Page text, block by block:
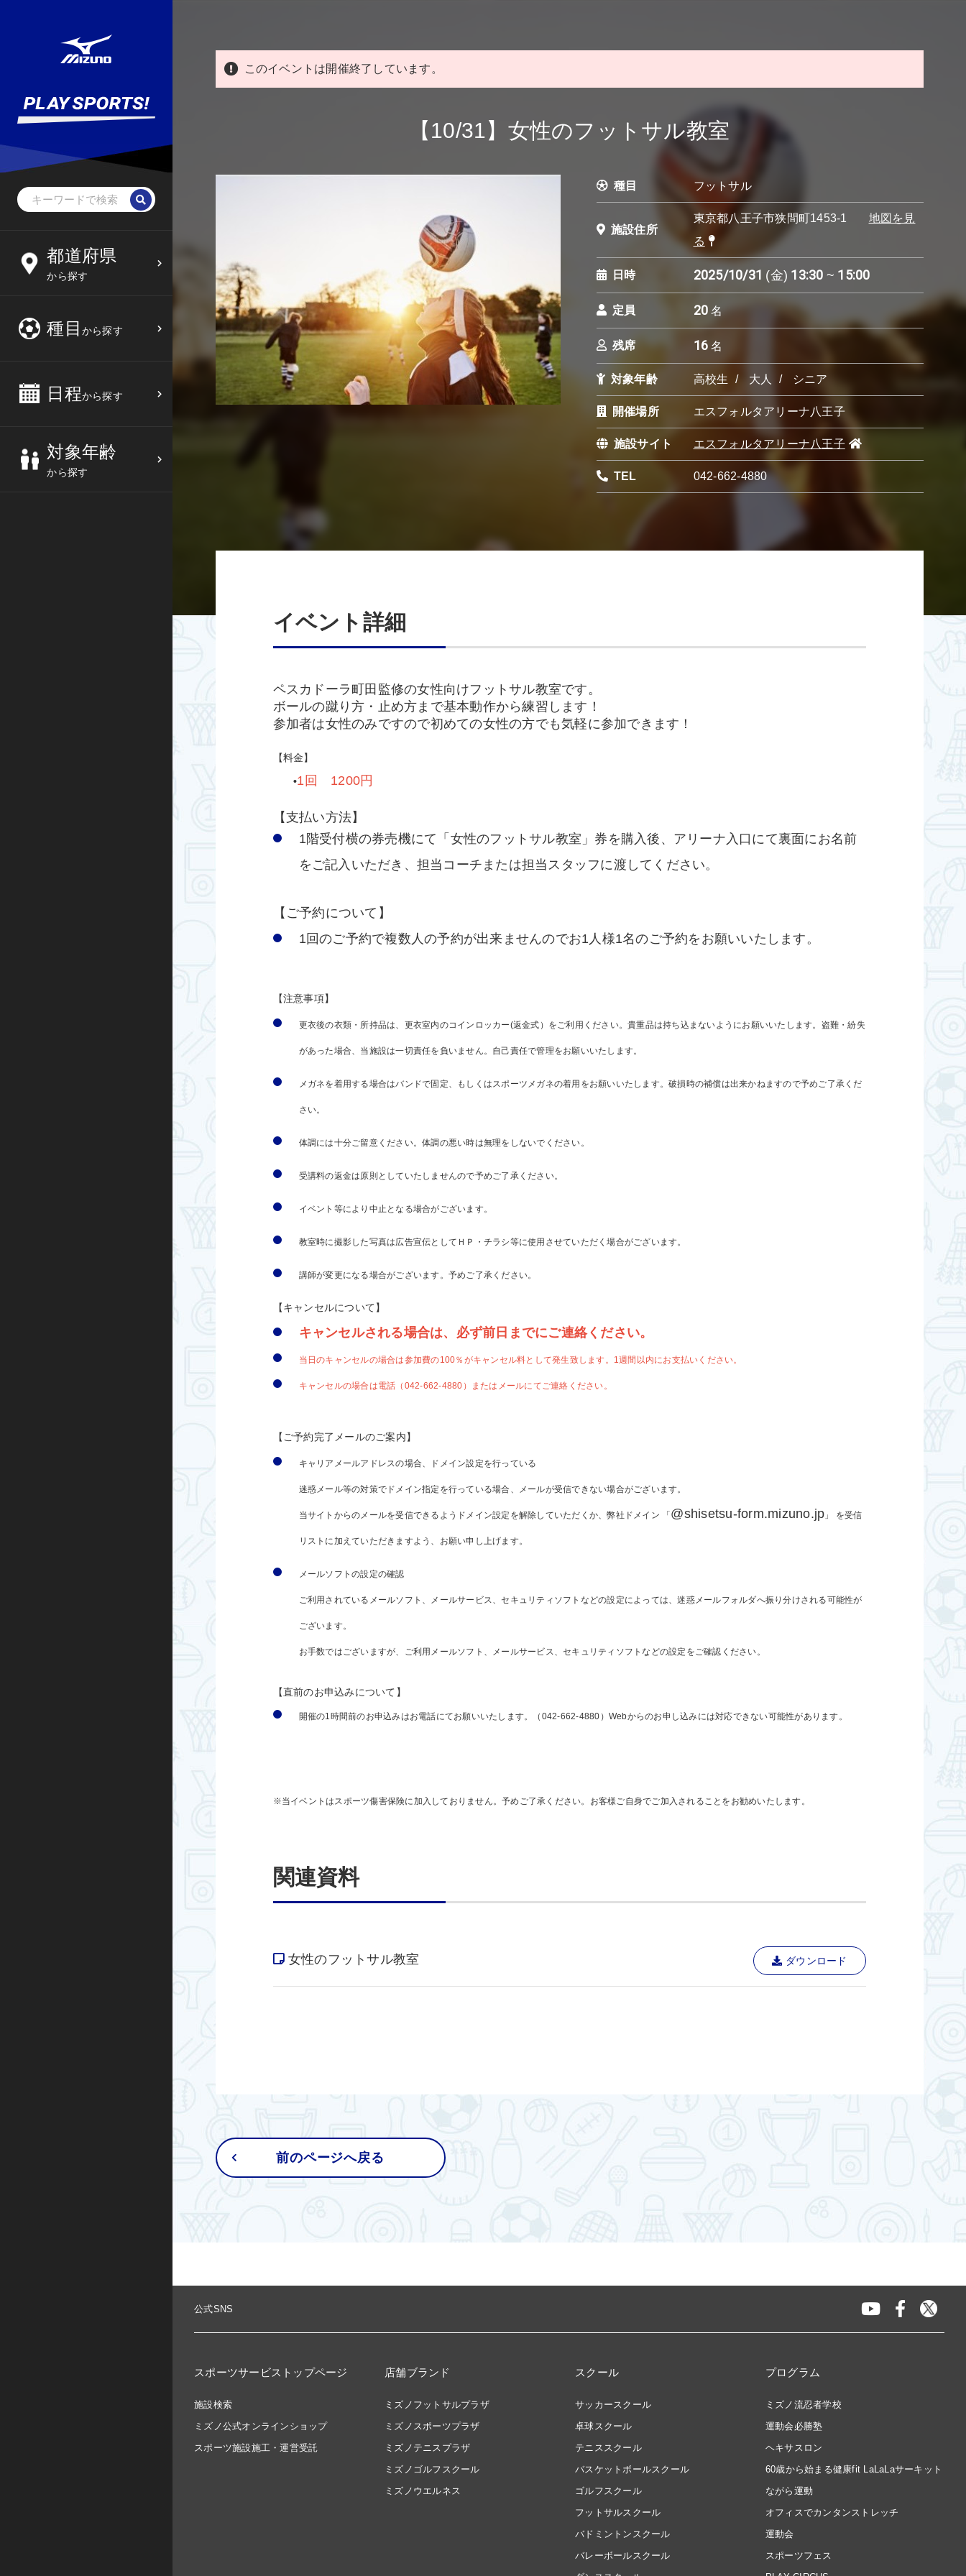
都道府県
から探す
北海道
東北
関東
近畿
四国
種目 から探す
球・ソフトボール
ットサル
レーボール
フトテニス
日程から探す
09
4
11
25 26 27
対象年齢
から探す
学生
このイベントは開催終了しています。
【10/31】女性のフットサル教室
種目 フットサル
施設住所
東京都八王子市狭間町1453-1
地図を見
る
日時 2025/10/31 (金) 13:30 ~ 15:00
定員 20 名
残席 16 名
対象年齢 高校生 大人 シニア
開催場所 エスフォルタアリーナ八王子
施設サイト エスフォルタアリーナ八王子
TEL 042-662-4880
イベント詳細
ペスカドーラ町田監修の女性向けフットサル教室です。
ボールの蹴り方・止め方まで基本動作から練習します！
参加者は女性のみですので初めての女性の方でも気軽に参加できます！
【料金】
•1回 1200円
【支払い方法】
1階受付横の券売機にて「女性のフットサル教室」券を購入後、アリーナ入口にて裏面にお名前
をご記入いただき、担当コーチまたは担当スタッフに渡してください。
【ご予約について】
1回のご予約で複数人の予約が出来ませんのでお1人様1名のご予約をお願いいたします。
【注意事項】
更衣後の衣類・所持品は、更衣室内のコインロッカー(返金式）をご利用ください。貴重品は持ち込まないようにお願いいたします。盗難・紛失
があった場合、当施設は一切責任を負いません。自己責任で管理をお願いいたします。
メガネを着用する場合はバンドで固定、もしくはスポーツメガネの着用をお願いいたします。破損時の補償は出来かねますので予めご了承くだ
さい。
体調には十分ご留意ください。体調の悪い時は無理をしないでください。
受講料の返金は原則としていたしませんので予めご了承ください。
イベント等により中止となる場合がございます。
教室時に撮影した写真は広告宣伝としてＨＰ・チラシ等に使用させていただく場合がございます。
講師が変更になる場合がございます。予めご了承ください。
【キャンセルについて】
キャンセルされる場合は、必ず前日までにご連絡ください。
当日のキャンセルの場合は参加費の100％がキャンセル料として発生致します。1週間以内にお支払いください。
キャンセルの場合は電話（042-662-4880）またはメールにてご連絡ください。
【ご予約完了メールのご案内】
キャリアメールアドレスの場合、ドメイン設定を行っている
迷惑メール等の対策でドメイン指定を行っている場合、メールが受信できない場合がございます。
当サイトからのメールを受信できるようドメイン設定を解除していただくか、弊社ドメイン 「 @shisetsu-form.mizuno.jp 」 を受信
リストに加えていただきますよう、お願い申し上げます。
メールソフトの設定の確認
ご利用されているメールソフト、メールサービス、セキュリティソフトなどの設定によっては、迷惑メールフォルダへ振り分けされる可能性が
ございます。
お手数ではございますが、ご利用メールソフト、メールサービス、セキュリティソフトなどの設定をご確認ください。
【直前のお申込みについて】
開催の1時間前のお申込みはお電話にてお願いいたします。（042-662-4880）Webからのお申し込みには対応できない可能性があります。
※当イベントはスポーツ傷害保険に加入しておりません。予めご了承ください。お客様ご自身でご加入されることをお勧めいたします。
関連資料
女性のフットサル教室 ダウンロード
前のページへ戻る
公式SNS
スポーツサービストップページ
施設検索
ミズノ公式オンラインショップ
スポーツ施設施工・運営受託
店舗ブランド
ミズノフットサルプラザ
ミズノスポーツプラザ
ミズノテニスプラザ
ミズノゴルフスクール
ミズノウエルネス
スクール
サッカースクール
卓球スクール
テニススクール
バスケットボールスクール
ゴルフスクール
フットサルスクール
バドミントンスクール
バレーボールスクール
プログラム
ミズノ流忍者学校
運動会必勝塾
ヘキサスロン
60歳から始まる健康fit LaLaLaサーキット
ながら運動
オフィスでカンタンストレッチ
運動会
スポーツフェス